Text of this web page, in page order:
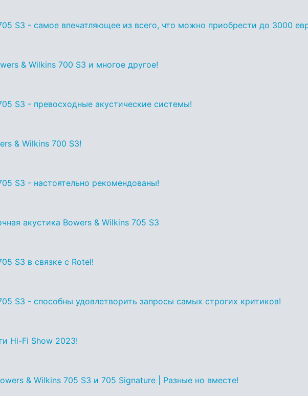
S3 - самое впечатляющее из всего, что можно приобрести до 3000
& Wilkins 700 S3 и многое другое!
S3 - превосходные акустические системы!
& Wilkins 700 S3!
S3 - настоятельно рекомендованы!
акустика Bowers & Wilkins 705 S3
S3 в связке с Rotel!
S3 - способны удовлетворить запросы самых строгих критиков!
Hi-Fi Show 2023!
& Wilkins 705 S3 и 705 Signature | Разные но вместе!